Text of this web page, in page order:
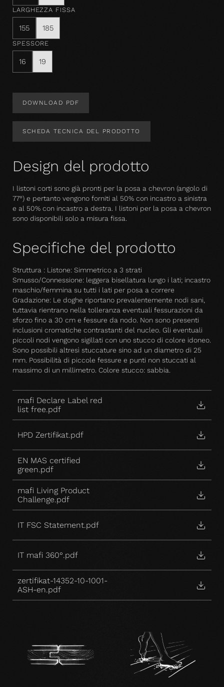
LARGHEZZA FISSA
155 185
SPESSORE
16 19
DOWNLOAD PDF
SCHEDA TECNICA DEL PRODOTTO
Design del prodotto
I listoni corti sono già pronti per la posa a chevron (angolo di
77°) e pertanto vengono forniti al 50% con incastro a sinistra
e al 50% con incastro a destra. I listoni per la posa a chevron
sono disponibili solo a misura fissa.
Specifiche del prodotto
Struttura : Listone: Simmetrico a 3 strati
Smusso/Connessione: leggera bisellatura lungo i lati; incastro
maschio/femmina su tutti i lati per posa a correre
Gradazione: Le doghe riportano prevalentemente nodi sani,
tuttavia rientrano nella tolleranza eventuali fessurazioni da
sforzo fino a 30 cm e fessure da nodo. Non sono presenti
inclusioni cromatiche contrastanti del nucleo. Gli eventuali
piccoli nodi vengono sigillati con uno stucco di colore idoneo.
Sono possibili altresì stuccature sino ad un diametro di 25
mm. Possibilità di piccole fessure e punti non stuccati al
massimo di un millimetro. Colore stucco: sabbia.
mafi Declare Label red
list free.pdf
HPD Zertifikat.pdf
EN MAS certified
green.pdf
mafi Living Product
Challenge.pdf
IT FSC Statement.pdf
IT mafi 360°.pdf
zertifikat-14352-10-1001-
ASH-en.pdf